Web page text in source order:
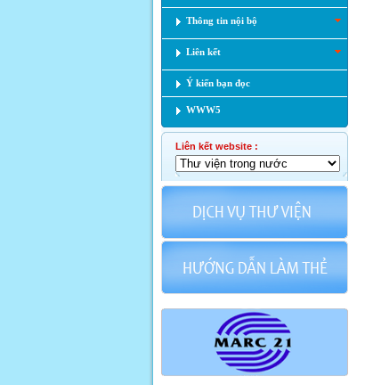
Thông tin nội bộ
Liên kết
Ý kiến bạn đọc
WWW5
Liên kết website :